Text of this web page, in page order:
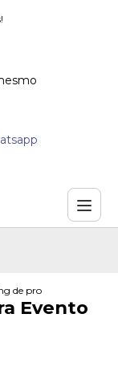
corporativos
de promotor para
Evento